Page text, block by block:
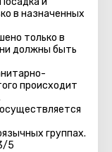
в назначенных
только в
должны быть
происходит
группах.
5